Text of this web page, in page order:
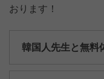
おります！
韓国人先生と無料